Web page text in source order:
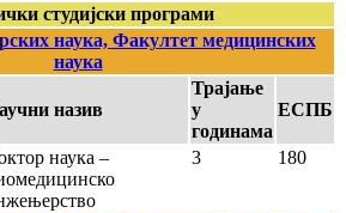
студијски програми
наука, Факултет медицинских
наука
назив
Трајање
у
годинама
ЕСПБ
наука –
3 180